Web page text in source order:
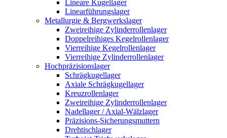
Lineare Kugellager
Linearführungslager
Metallurgie & Bergwerkslager
Zweireihige Zylinderrollenlager
Doppelreihiges Kegelrollenlager
Vierreihige Kegelrollenlager
Vierreihige Zylinderrollenlager
Hochpräzisionslager
Schrägkugellager
Axiale Schrägkugellager
Kreuzrollenlager
Zweireihige Zylinderrollenlager
Nadellager / Axial-Wälzlager
Präzisions-Sicherungsmuttern
Drehtischlager